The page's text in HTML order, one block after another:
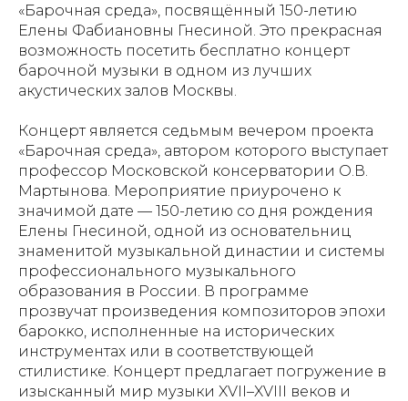
«Барочная среда», посвящённый 150-летию
Елены Фабиановны Гнесиной. Это прекрасная
возможность посетить бесплатно концерт
барочной музыки в одном из лучших
акустических залов Москвы.
Концерт является седьмым вечером проекта
«Барочная среда», автором которого выступает
профессор Московской консерватории О.В.
Мартынова. Мероприятие приурочено к
значимой дате — 150-летию со дня рождения
Елены Гнесиной, одной из основательниц
знаменитой музыкальной династии и системы
профессионального музыкального
образования в России. В программе
прозвучат произведения композиторов эпохи
барокко, исполненные на исторических
инструментах или в соответствующей
стилистике. Концерт предлагает погружение в
изысканный мир музыки XVII–XVIII веков и